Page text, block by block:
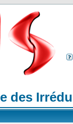
des